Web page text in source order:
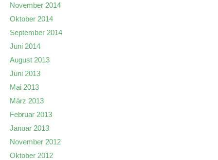
November 2014
Oktober 2014
September 2014
Juni 2014
August 2013
Juni 2013
Mai 2013
März 2013
Februar 2013
Januar 2013
November 2012
Oktober 2012